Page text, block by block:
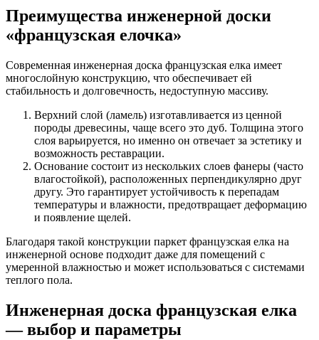
Преимущества инженерной доски
«французская елочка»
Современная инженерная доска французская елка имеет
многослойную конструкцию, что обеспечивает ей
стабильность и долговечность, недоступную массиву.
Верхний слой (ламель) изготавливается из ценной
породы древесины, чаще всего это дуб. Толщина этого
слоя варьируется, но именно он отвечает за эстетику и
возможность реставрации.
Основание состоит из нескольких слоев фанеры (часто
влагостойкой), расположенных перпендикулярно друг
другу. Это гарантирует устойчивость к перепадам
температуры и влажности, предотвращает деформацию
и появление щелей.
Благодаря такой конструкции паркет французская елка на
инженерной основе подходит даже для помещений с
умеренной влажностью и может использоваться с системами
теплого пола.
Инженерная доска французская елка
— выбор и параметры